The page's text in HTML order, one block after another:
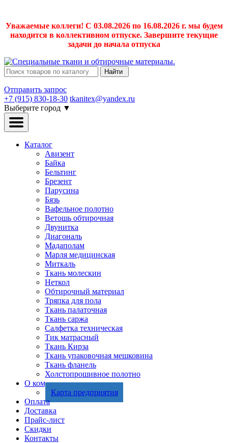
Уважаемые коллеги! С 03.08.2026 по 16.08.2026 г. мы будем
находится в коллективном отпуске. Завершите текущие
задачи до начала отпуска
Найти
Отправить запрос
+7 (915) 830-18-30 tkanitex@yandex.ru
Выберите город ▼
Каталог
Авизент
Байка
Бельтинг
Брезент
Парусина
Бязь
Вафельное полотно
Ветошь обтирочная
Двунитка
Диагональ
Мадаполам
Марля медицинская
Миткаль
Ткань молескин
Неткол
Обтирочный материал
Тряпка для пола
Ткань палаточная
Ткань саржа
Салфетка техническая
Тик матрасный
Ткань Кирза
Ткань упаковочная мешковина
Ткань фланель
Холстопрошивное полотно
О компании
Карта предприятия
Оплата
Доставка
Прайс-лист
Скидки
Контакты